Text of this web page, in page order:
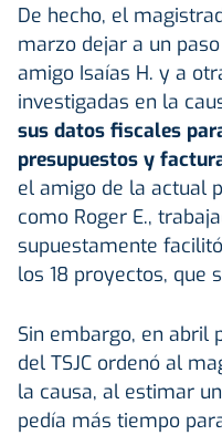
De hecho, el
marzo dejar a un
amigo Isaías H. y a
investigadas en la
sus datos fiscales
presupuestos y
el amigo de la actual
como Roger E.,
supuestamente
los 18 proyectos, que
Sin embargo, en abril
del TSJC ordenó al
la causa, al estimar
pedía más tiempo